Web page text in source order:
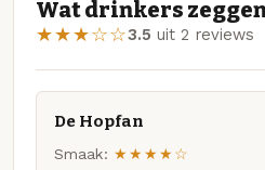
Wat drinkers
★★★☆☆3.5 uit 2 reviews
De Hopfan
Smaak: ★★★★☆